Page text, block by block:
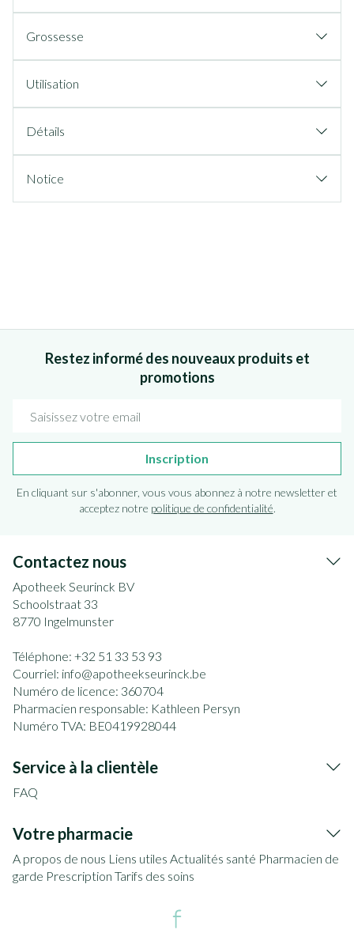
Grossesse
Utilisation
Détails
Notice
Restez informé des nouveaux produits et
promotions
Inscription
En cliquant sur s'abonner, vous vous abonnez à notre newsletter et
acceptez notre politique de confidentialité.
Contactez nous
Apotheek Seurinck BV
Schoolstraat 33
8770 Ingelmunster
Téléphone: +32 51 33 53 93
Courriel: info@apotheekseurinck.be
Numéro de licence: 360704
Pharmacien responsable: Kathleen Persyn
Numéro TVA: BE0419928044
Service à la clientèle
FAQ
Votre pharmacie
A propos de nous Liens utiles Actualités santé Pharmacien de
garde Prescription Tarifs des soins